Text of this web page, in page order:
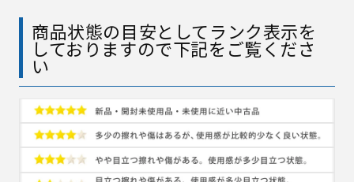
商品状態の目安としてランク表示を
しておりますので下記をご覧くださ
い